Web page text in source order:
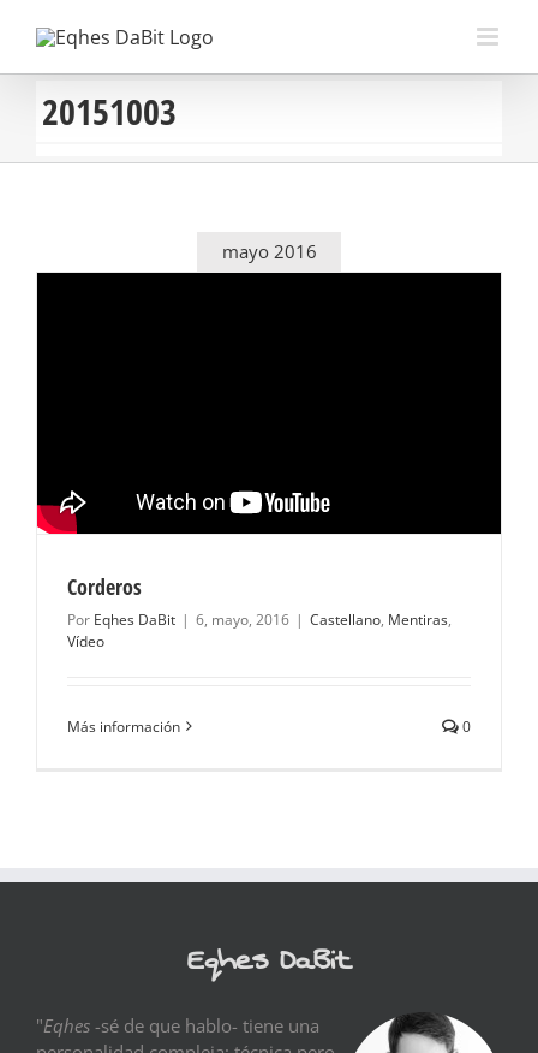
20151003
mayo 2016
Corderos
Por Eqhes DaBit | 6, mayo, 2016 | Castellano, Mentiras,
Vídeo
Más información 0
Eqhes DaBit
"Eqhes -sé de que hablo- tiene una